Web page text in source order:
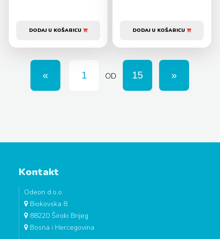
DODAJ U KOŠARICU DODAJ U KOŠARICU
OD
Kontakt
Odeon d.o.o.
Biokovska 8.
88220 Široki Brijeg
Bosna i Hercegovina